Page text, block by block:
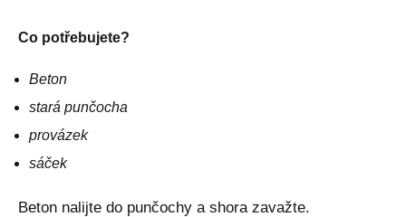
Co potřebujete?
Beton
stará punčocha
provázek
sáček
Beton nalijte do punčochy a shora zavažte.